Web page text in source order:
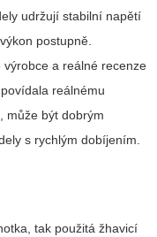
udržují stabilní napětí
postupně.
a reálné recenze
reálnému
může být dobrým
s rychlým dobíjením.
tak použitá žhavicí